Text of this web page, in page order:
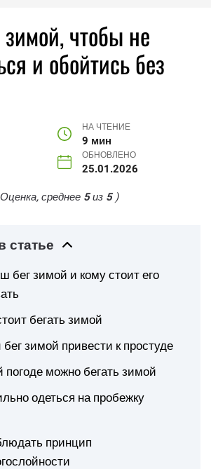
зимой, чтобы не
и обойтись без
НА ЧТЕНИЕ
9 мин
ОБНОВЛЕНО
25.01.2026
Оценка, среднее 5из 5)
статье
бег зимой и кому стоит его
бегать зимой
зимой привести к простуде
погоде можно бегать зимой
одеться на пробежку
принцип